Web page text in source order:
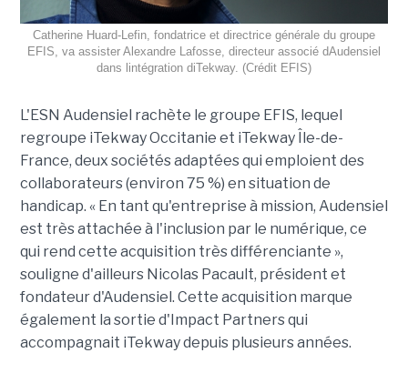
Catherine Huard-Lefin, fondatrice et directrice générale du groupe
EFIS, va assister Alexandre Lafosse, directeur associé dAudensiel
dans lintégration diTekway. (Crédit EFIS)
L'ESN Audensiel rachète le groupe EFIS, lequel
regroupe iTekway Occitanie et iTekway Île-de-
France, deux sociétés adaptées qui emploient des
collaborateurs (environ 75 %) en situation de
handicap. « En tant qu'entreprise à mission, Audensiel
est très attachée à l'inclusion par le numérique, ce
qui rend cette acquisition très différenciante »,
souligne d'ailleurs Nicolas Pacault, président et
fondateur d'Audensiel. Cette acquisition marque
également la sortie d'Impact Partners qui
accompagnait iTekway depuis plusieurs années.